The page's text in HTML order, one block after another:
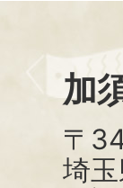
加
〒
埼